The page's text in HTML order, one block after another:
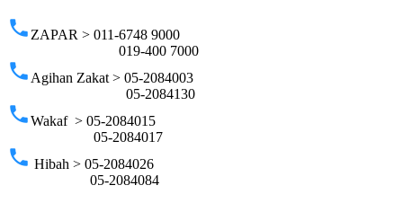
phone ZAPAR > 011-6748 9000
019-400 7000
phone Agihan Zakat > 05-2084003
05-2084130
phoneWakaf > 05-2084015
05-2084017
phone Hibah > 05-2084026
05-2084084